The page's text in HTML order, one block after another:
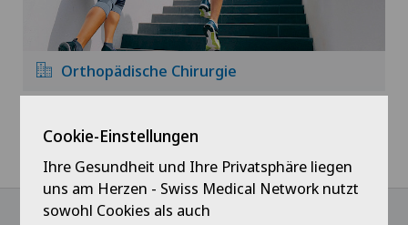
Orthopädische Chirurgie
Home Spitäler Privatklinik Belair Fachgebiete
Cookie-Einstellungen
Ihre Gesundheit und Ihre Privatsphäre liegen
uns am Herzen - Swiss Medical Network nutzt
sowohl Cookies als auch